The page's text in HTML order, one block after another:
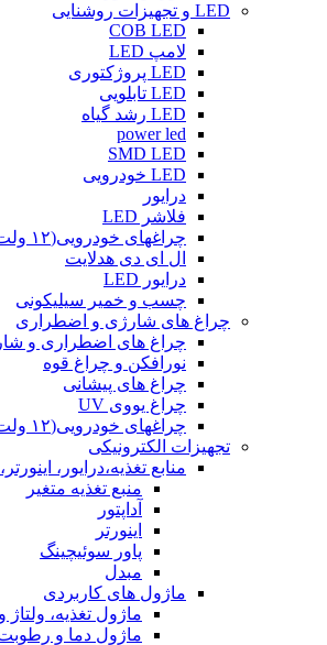
LED و تجهیزات روشنایی
COB LED
لامپ LED
LED پروژکتوری
LED تابلویی
LED رشد گیاه
power led
SMD LED
LED خودرویی
درایور
فلاشر LED
چراغهای خودرویی(۱۲ ولت DC)
ال ای دی هدلایت
درایور LED
چسب و خمیر سیلیکونی
چراغ های شارژی و اضطراری
چراغ های اضطراری و
نورافکن و چراغ قوه
چراغ های پیشانی
چراغ یووی UV
چراغهای خودرویی(۱۲ ولت DC)
تجهیزات الکترونیکی
منابع تغذیه،درایور،
منبع تغذیه متغیر
آداپتور
اینورتر
پاور سوئیچینگ
مبدل
ماژول های کاربردی
ماژول تغذیه، ولتاژ
ماژول دما و